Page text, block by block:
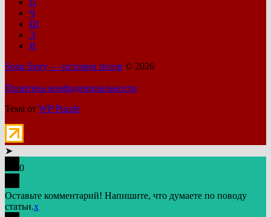
Ц
Ч
Ш
Э
Я
Song Story — истории песен © 2026
Политика конфиденциальности
Тема от WP Puzzle
➤
0
Оставьте комментарий! Напишите, что думаете по поводу
статьи.x